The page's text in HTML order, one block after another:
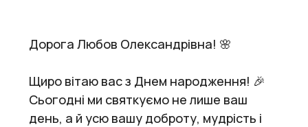
Дорога Любов Олександрівна! 🌸
Щиро вітаю вас з Днем народження! 🎉
Сьогодні ми святкуємо не лише ваш
день, а й усю вашу доброту, мудрість і